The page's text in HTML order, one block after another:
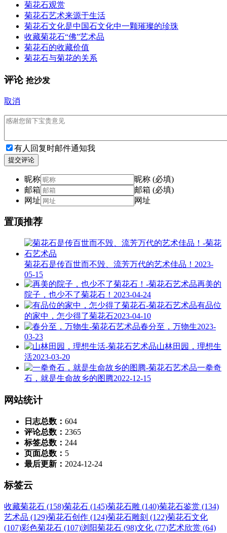
菊花石观赏
菊花石艺术来源于生活
菊花石文化是中国石文化中一颗璀璨的珍珠
收藏菊花石“佛”艺术品
菊花石的收藏价值
菊花石与菊花的关系
评论 抢沙发
取消
有人回复时邮件通知我
提交评论
昵称
昵称 (必填)
邮箱
邮箱 (必填)
网址
网址
置顶推荐
菊花石是传百世而不毁、流芳万代的艺术佳品！ 2023-
05-15
再美的
院子，也少不了菊花石！ 2023-04-24
有品位
的家中，怎少得了菊花石2023-04-10
春分至，万物生2023-
03-23
山林田园，理想生
活2023-03-20
一拳奇
石，就是生命故乡的图腾2022-12-15
网站统计
日志总数： 604
评论总数： 2365
标签总数： 244
页面总数： 5
最后更新： 2024-12-24
标签云
收藏菊花石 (158)菊花石 (145)菊花石雕 (140)菊花石鉴赏 (134)
艺术品 (129)菊花石创作 (124)菊花石雕刻 (122)菊花石文化
(107)彩色菊花石 (107)浏阳菊花石 (98)文化 (77)艺术欣赏 (64)